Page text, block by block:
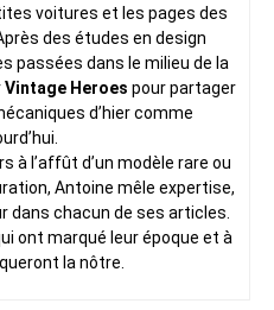
voitures et les pages des
des études en design
passées dans le milieu de la
Vintage Heroes pour partager
d’hier comme
à l’affût d’un modèle rare ou
Antoine mêle expertise,
chacun de ses articles.
ont marqué leur époque et à
la nôtre.